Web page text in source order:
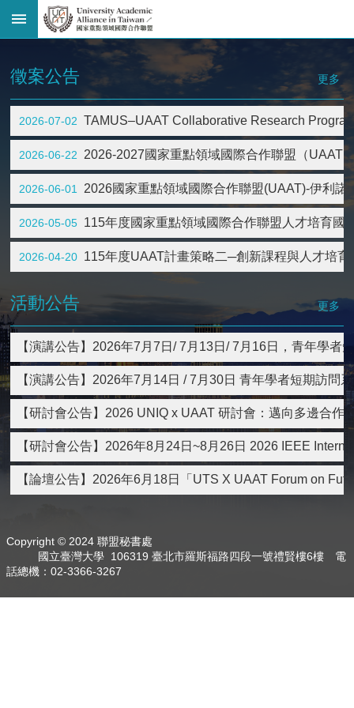
搜
尋
回
首
頁
臺
大
首
頁
聯
絡
資
訊
雙
詞
English
最
新
於
徵案公告
2026-07-02 TAMUS–UAAT Collaborative Research
2026-06-22 2026-2027國家重點領域國際合作聯盟（UAAT
2026-06-01 2026國家重點領域國際合作聯盟(UAAT)-伊利
2026-05-05 115年度國家重點領域國際合作聯盟人才培育國
2026-04-20 115年度UAAT計畫策略二─創新課程與人才培育
更多
活動公告
【演講公告】2026年7月7日/ 7月13日/ 7月16日，青年學者
【演講公告】2026年7月14日 / 7月30日 青年學者短期訪問
【研討會公告】2026 UNIQ x UAAT 研討會：邁向多邊合作
【研討會公告】2026年8月24日~8月26日 2026 IEEE
【論壇公告】2026年6月18日「UTS X UAAT Forum on
更多
Copyright © 2024 聯盟秘書處
國立臺灣大學 106319 臺北市羅斯福路四段一號禮賢樓6樓 電
話總機：02-3366-3267